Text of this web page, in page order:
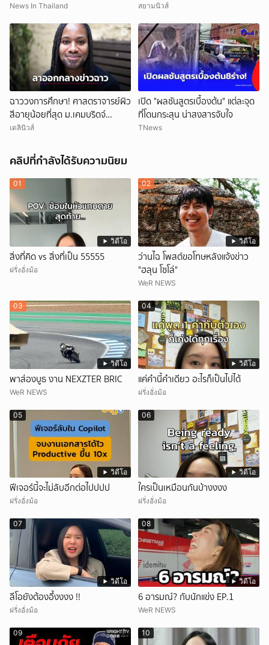
หนุ่มต่างชาติ
News In Thailand ถิ่น
สยามนิวส์
ฉาววงการศึกษา! ศาสตราจารย์ผิว
สีอายุน้อยที่สุด ม.เคมบริดจ์
ประกาศลาออกหลังเผชิญข้อกล่าว
เดลินิวส์
เปิด "ผลชันสูตรเบื้องต้น" แต่ละจุด
ที่โดนกระสุน น่าสงสารจับใจ
TNews
คลิปที่กำลังได้รับความนิยม
วิดีโอ
01
สิ่งที่คิด vs สิ่งที่เป็น 55555
ฝรั่งอั่งม้อ
วิดีโอ
02
ว่านไฉ โพสต์ขอโทษหลังแจ้งข่าว
"ฮลุน โซโล่"
WeR NEWS
วิดีโอ
03
พาส่องบูธ งาน NEXZTER BRIC
WeR NEWS
วิดีโอ
04
แค่คำนี้คำเดียว อะไรก็เป็นไปได้
ฝรั่งอั่งม้อ
วิดีโอ
05
ฟีเจอร์นี้จะไม่ลับอีกต่อไปปปป
ฝรั่งอั่งม้อ
วิดีโอ
06
ใครเป็นเหมือนกันบ้างงงง
ฝรั่งอั่งม้อ
วิดีโอ
07
ลีโอยังต้องอึ้งงงง !!
ฝรั่งอั่งม้อ
วิดีโอ
08
6 อารมณ์? กับนักแข่ง EP.1
WeR NEWS
09 10